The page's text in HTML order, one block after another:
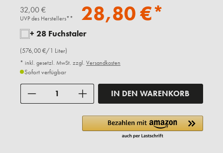
32,00 €
UVP des Herstellers** 28,80 €*
+ 28 Fuchstaler
(576,00 €/1 Liter)
* inkl. gesetzl. MwSt. zzgl. Versandkosten
Sofort verfügbar
IN DEN WARENKORB